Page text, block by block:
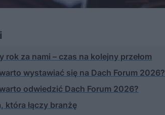
rok za nami – czas na kolejny przełom
wystawiać się na Dach Forum 2026?
odwiedzić Dach Forum 2026?
która łączy branżę